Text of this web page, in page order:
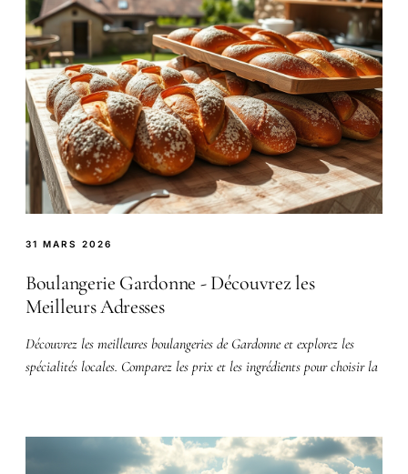
31 MARS 2026
Boulangerie Gardonne - Découvrez les
Meilleurs Adresses
Découvrez les meilleures boulangeries de Gardonne et explorez les
spécialités locales. Comparez les prix et les ingrédients pour choisir la